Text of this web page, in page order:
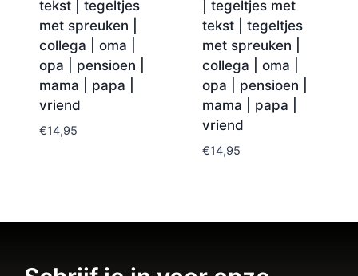
tekst | tegeltjes
met spreuken |
collega | oma |
opa | pensioen |
mama | papa |
vriend
€14,95
| tegeltjes met
tekst | tegeltjes
met spreuken |
collega | oma |
opa | pensioen |
mama | papa |
vriend
€14,95